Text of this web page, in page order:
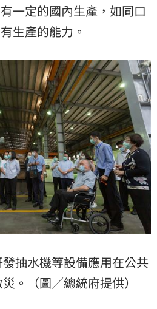
一定的國內生產，如同口
生產的能力。
抽水機等設備應用在公共
。（圖／總統府提供）